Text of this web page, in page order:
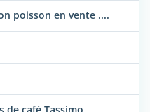
poisson en vente ....